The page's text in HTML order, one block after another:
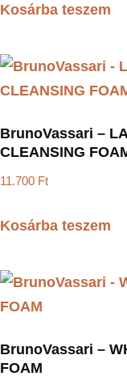
Kosárba teszem
BrunoVassari –
CLEANSING
11.700 Ft
Kosárba teszem
BrunoVassari –
FOAM